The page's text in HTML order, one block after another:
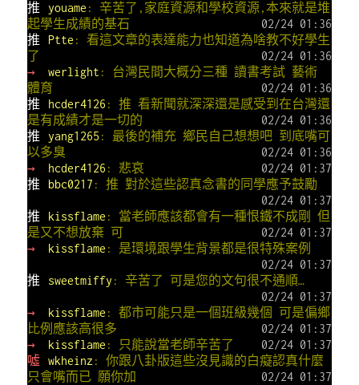
推
youame : 辛苦了,家庭資源和學校資源,本來就是堆
起學生成績的基石
02/24 01:36
推
Ptte : 看這文章的表達能力也知道為啥教不好學生
了
02/24 01:36
→
werlight : 台灣民間大概分三種 讀書考試 藝術
體育
02/24 01:36
推
hcder4126 : 推 看新聞就深深還是感受到在台灣還
是有成績才是一切的
02/24 01:36
推
yang1265 : 最後的補充 鄉民自己想想吧 到底嘴可
以多臭
02/24 01:36
→
hcder4126 : 悲哀
02/24 01:37
推
bbc0217 : 推 對於這些認真念書的同學應予鼓勵
02/24 01:37
推
kissflame : 當老師應該都會有一種恨鐵不成剛 但
是又不想放棄 可
02/24 01:37
→
kissflame : 是環境跟學生背景都是很特殊案例
02/24 01:37
推
sweetmiffy : 辛苦了 可是您的文句很不通順…
02/24 01:37
→
kissflame : 都市可能只是一個班級幾個 可是偏鄉
比例應該高很多
02/24 01:37
→
kissflame : 只能說當老師辛苦了
02/24 01:37
噓 wkheinz: 你跟八卦版這些沒見識的白癡認真什麼
只會嘴而已 願你加
02/24 01:37